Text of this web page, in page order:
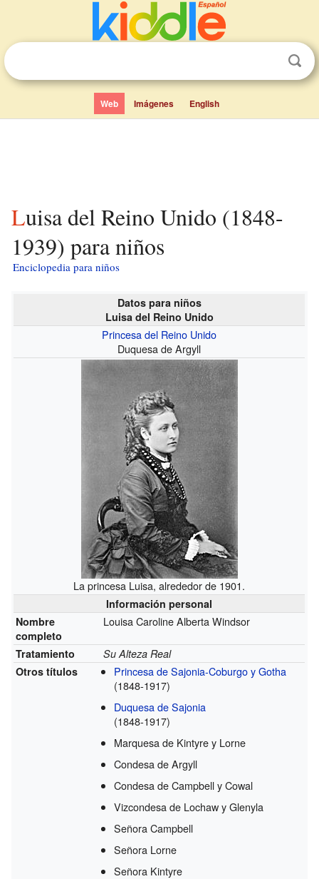
Web Imágenes English
Luisa del Reino Unido (1848-
1939) para niños
Enciclopedia para niños
Datos para niños
Luisa del Reino Unido
Princesa del Reino Unido
Duquesa de Argyll
La princesa Luisa, alrededor de 1901.
Información personal
Nombre
completo
Louisa Caroline Alberta Windsor
Tratamiento
Su Alteza Real
Otros títulos
Princesa de Sajonia-Coburgo y Gotha
(1848-1917)
Duquesa de Sajonia
(1848-1917)
Marquesa de Kintyre y Lorne
Condesa de Argyll
Condesa de Campbell y Cowal
Vizcondesa de Lochaw y Glenyla
Señora Campbell
Señora Lorne
Señora Kintyre